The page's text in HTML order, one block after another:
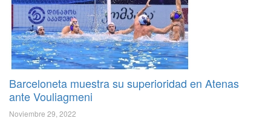
Barceloneta muestra su superioridad en Atenas
ante Vouliagmeni
Noviembre 29, 2022